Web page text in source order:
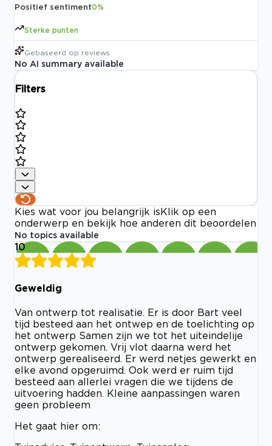
Positief sentiment0%
Sterke punten
Gebaseerd op reviews
No AI summary available
Filters
Kies wat voor jou belangrijk is Klik op een
onderwerp en bekijk hoe anderen dit beoordelen
No topics available
10
Geweldig
Van ontwerp tot realisatie. Er is door Bart veel
tijd besteed aan het ontwep en de toelichting op
het ontwerp Samen zijn we tot het uiteindelije
ontwerp gekomen. Vrij vlot daarna werd het
ontwerp gerealiseerd. Er werd netjes gewerkt en
elke avond opgeruimd. Ook werd er ruim tijd
besteed aan allerlei vragen die we tijdens de
uitvoering hadden. Kleine aanpassingen waren
geen probleem
Het gaat hier om: